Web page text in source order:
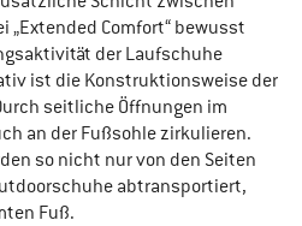
„Extended Comfort“ bewusst
der Laufschuhe
ist die Konstruktionsweise der
seitliche Öffnungen im
an der Fußsohle zirkulieren.
so nicht nur von den Seiten
abtransportiert,
Fuß.